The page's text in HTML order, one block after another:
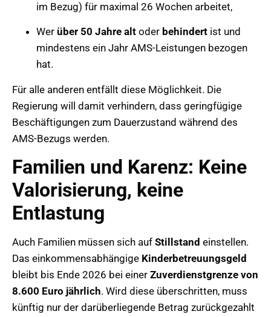
im Bezug) für maximal 26 Wochen arbeitet,
Wer über 50 Jahre alt oder behindert ist und
mindestens ein Jahr AMS-Leistungen bezogen
hat.
Für alle anderen entfällt diese Möglichkeit. Die
Regierung will damit verhindern, dass geringfügige
Beschäftigungen zum Dauerzustand während des
AMS-Bezugs werden.
Familien und Karenz: Keine
Valorisierung, keine
Entlastung
Auch Familien müssen sich auf Stillstand einstellen.
Das einkommensabhängige Kinderbetreuungsgeld
bleibt bis Ende 2026 bei einer Zuverdienstgrenze von
8.600 Euro jährlich. Wird diese überschritten, muss
künftig nur der darüberliegende Betrag zurückgezahlt